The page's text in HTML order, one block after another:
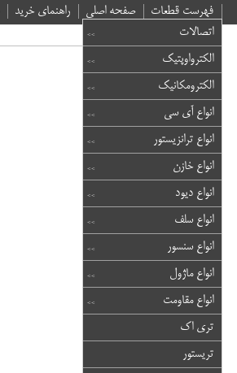
فهرست قطعات
اتصالات
الکترواوپتیک
الکترومکانیک
انواع آی سی
انواع ترانزیستور
انواع خازن
انواع دیود
انواع سلف
انواع سنسور
انواع ماژول
انواع مقاومت
تری اک
تریستور
صفحه اصلی راهنمای خرید